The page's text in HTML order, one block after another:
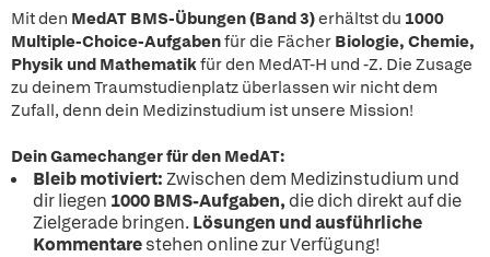
Mit den MedAT BMS-Übungen (Band 3)erhältst du 1000
Multiple-Choice-Aufgabenfür die Fächer Biologie, Chemie,
Physik und Mathematikfür den MedAT-H und -Z. Die Zusage
zu deinem Traumstudienplatz überlassen wir nicht dem
Zufall, denn dein Medizinstudium ist unsere Mission!
Dein Gamechanger für den MedAT:
Bleib motiviert:Zwischen dem Medizinstudium und
dir liegen 1000 BMS-Aufgaben,die dich direkt auf die
Zielgerade bringen.Lösungen undausführliche
Kommentarestehen online zur Verfügung!